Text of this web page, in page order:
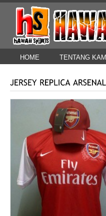
HOME TENTANG KAMI